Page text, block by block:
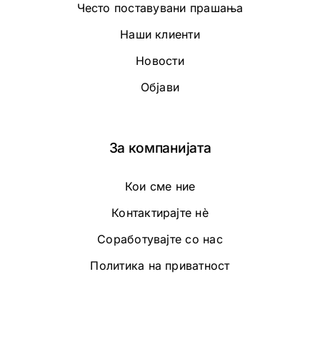
Често поставувани прашања
Наши клиенти
Новости
Објави
За компанијата
Кои сме ние
Контактирајте нè
Соработувајте со нас
Политика на приватност